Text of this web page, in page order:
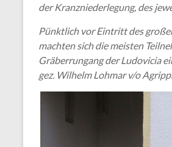
der Kranzniederlegung, des
Pünktlich vor Eintritt des
machten sich die meisten
Gräberrungang der Ludovicia
gez. Wilhelm Lohmar v/o